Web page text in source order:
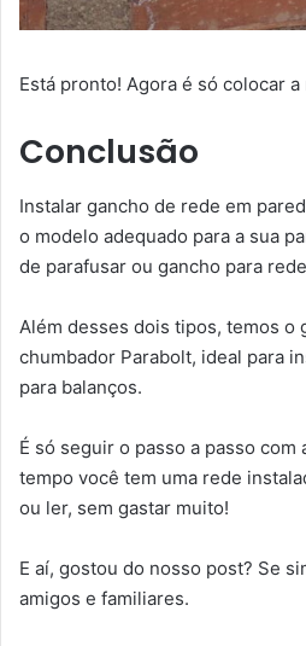
Está pronto! Agora é só colocar a
Conclusão
Instalar gancho de rede em
o modelo adequado para a sua
de parafusar ou gancho para
Além desses dois tipos, temos o
chumbador Parabolt, ideal para
para balanços.
É só seguir o passo a passo com
tempo você tem uma rede
ou ler, sem gastar muito!
E aí, gostou do nosso post? Se
amigos e familiares.